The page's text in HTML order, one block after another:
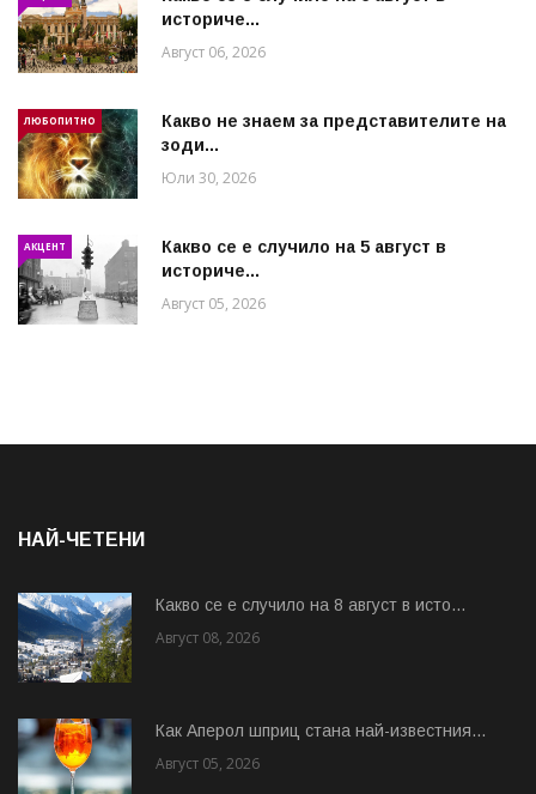
историче...
Август 06, 2026
ЛЮБОПИТНО
Какво не знаем за представителите на
зоди...
Юли 30, 2026
АКЦЕНТ
Какво се е случило на 5 август в
историче...
Август 05, 2026
НАЙ-ЧЕТЕНИ
Какво се е случило на 8 август в исто...
Август 08, 2026
Как Аперол шприц стана най-известния...
Август 05, 2026